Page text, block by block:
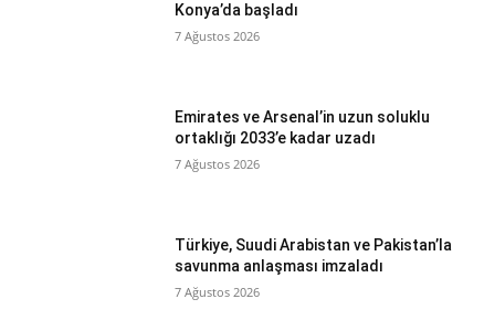
Konya’da başladı
7 Ağustos 2026
Emirates ve Arsenal’in uzun soluklu
ortaklığı 2033’e kadar uzadı
7 Ağustos 2026
Türkiye, Suudi Arabistan ve Pakistan’la
savunma anlaşması imzaladı
7 Ağustos 2026